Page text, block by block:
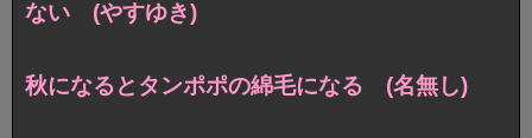
ない (やすゆき)
秋になるとタンポポの綿毛になる (名無し)